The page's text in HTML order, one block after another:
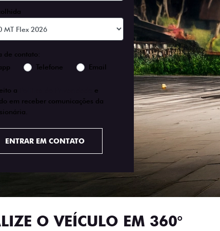
de contato:
Telefone Email
a
e
em receber comunicações da
ENTRAR EM CONTATO
O VEÍCULO EM 360°